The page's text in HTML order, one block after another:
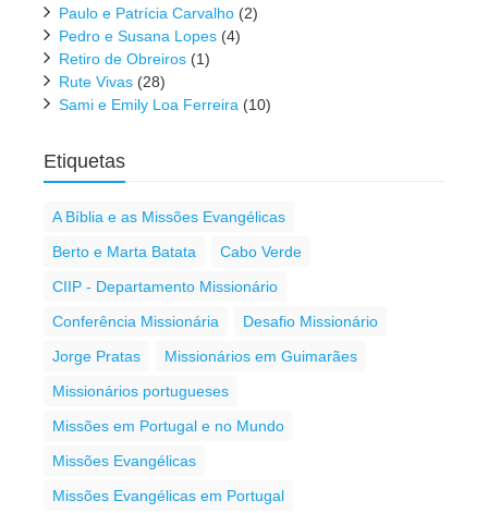
Paulo e Patrícia Carvalho (2)
Pedro e Susana Lopes (4)
Retiro de Obreiros (1)
Rute Vivas (28)
Sami e Emily Loa Ferreira (10)
Etiquetas
A Bíblia e as Missões Evangélicas
Berto e Marta Batata
Cabo Verde
CIIP - Departamento Missionário
Conferência Missionária
Desafio Missionário
Jorge Pratas
Missionários em Guimarães
Missionários portugueses
Missões em Portugal e no Mundo
Missões Evangélicas
Missões Evangélicas em Portugal